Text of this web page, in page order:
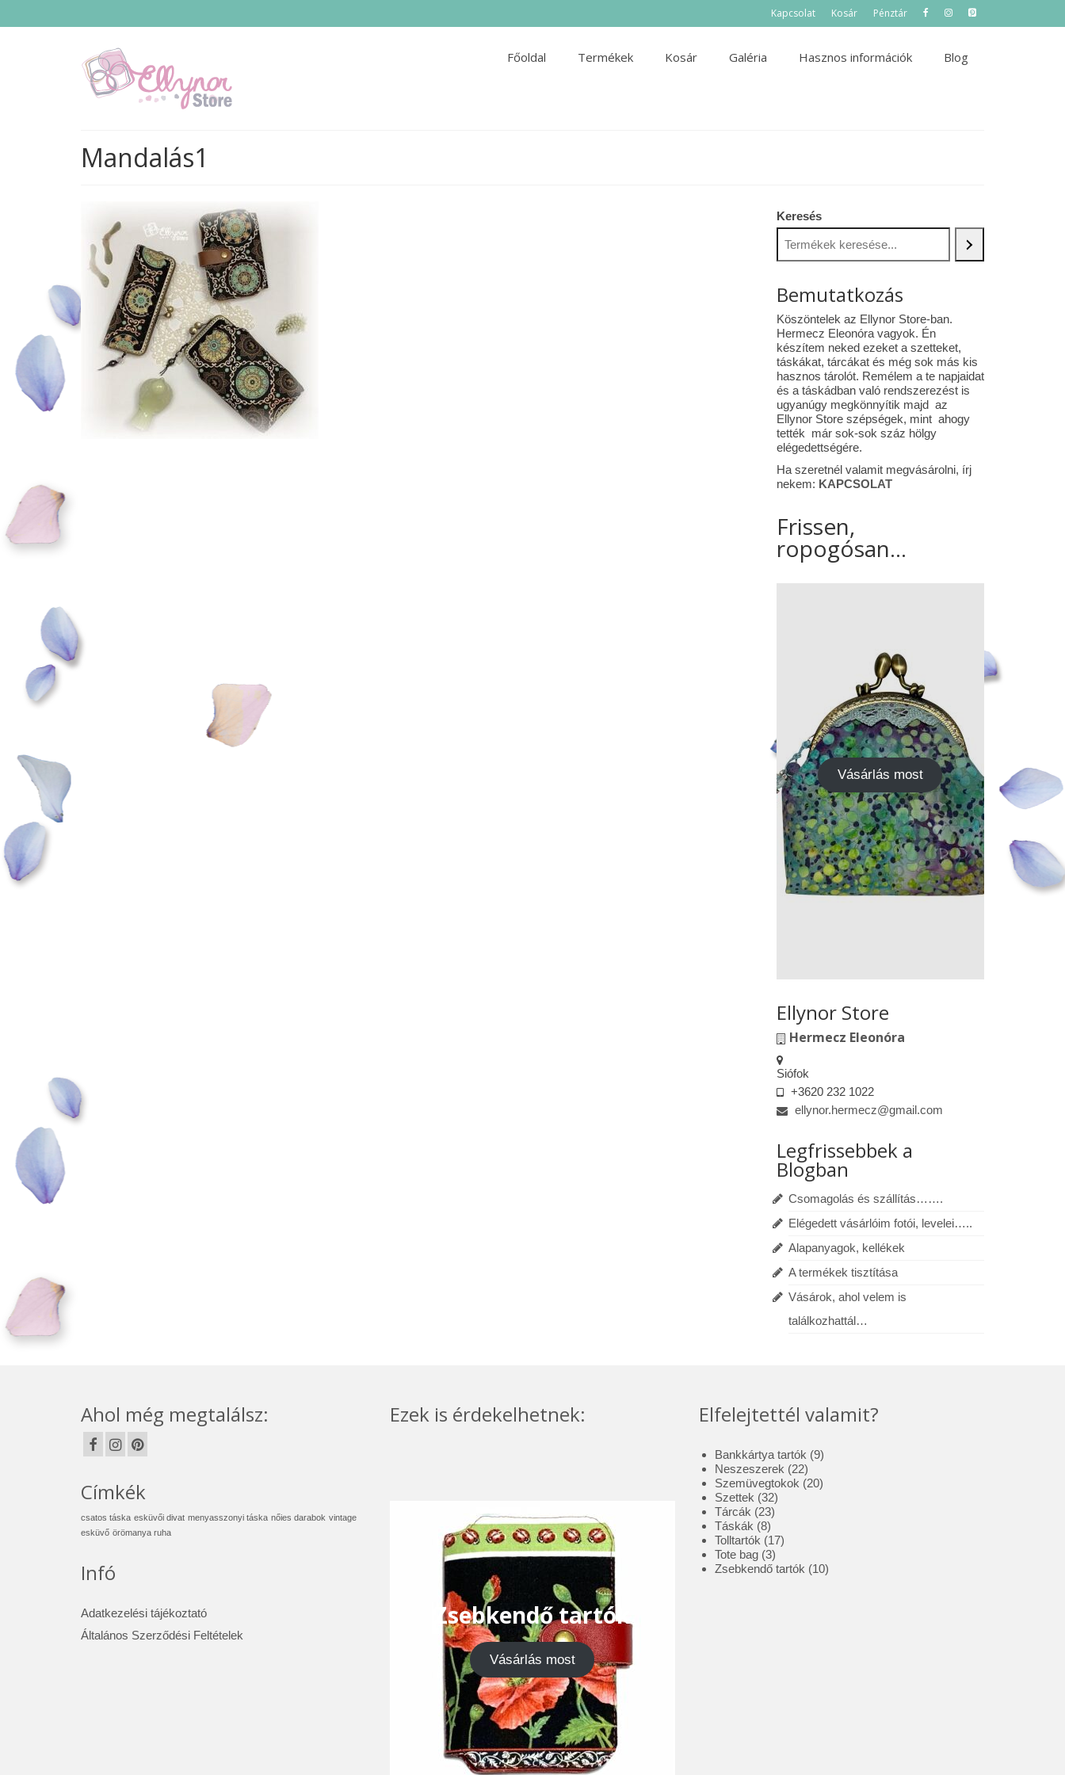
Kapcsolat Kosár Pénztár
Főoldal Termékek Kosár Galéria Hasznos információk Blog
Mandalás1
Keresés
Bemutatkozás
Köszöntelek az Ellynor Store-ban.
Hermecz Eleonóra vagyok. Én
készítem neked ezeket a szetteket,
táskákat, tárcákat és még sok más kis
hasznos tárolót. Remélem a te napjaidat
és a táskádban való rendszerezést is
ugyanúgy megkönnyítik majd az
Ellynor Store szépségek, mint ahogy
tették már sok-sok száz hölgy
elégedettségére.
Ha szeretnél valamit megvásárolni, írj
nekem: KAPCSOLAT
Frissen,
ropogósan...
Vásárlás most
Ellynor Store
Hermecz Eleonóra
Siófok
+3620 232 1022
ellynor.hermecz@gmail.com
Legfrissebbek a
Blogban
Csomagolás és szállítás…….
Elégedett vásárlóim fotói, levelei…..
Alapanyagok, kellékek
A termékek tisztítása
Vásárok, ahol velem is
találkozhattál…
Ahol még megtalálsz:
Címkék
csatos táska esküvői divat menyasszonyi táska nőies darabok vintage
esküvő örömanya ruha
Infó
Adatkezelési tájékoztató
Általános Szerződési Feltételek
Ezek is érdekelhetnek:
Zsebkendő tartók
Vásárlás most
Elfelejtettél valamit?
Bankkártya tartók 99
Neszeszerek 2222
termék
Szemüvegtokok 2020
Szettek 3232
termék
Tárcák 2323
termék
Táskák 88
termék
Tolltartók 1717
Tote bag 33
termék
Zsebkendő tartók 1010